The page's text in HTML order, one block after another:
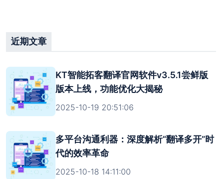
近期文章
KT智能拓客翻译官网软件v3.5.1尝鲜版
版本上线，功能优化大揭秘
2025-10-19 20:51:06
多平台沟通利器：深度解析“翻译多开”时
代的效率革命
2025-10-18 14:11:00